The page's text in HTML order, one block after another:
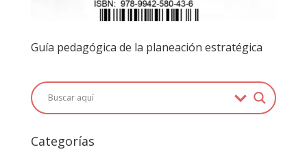
Guía pedagógica de la planeación estratégica
Categorías